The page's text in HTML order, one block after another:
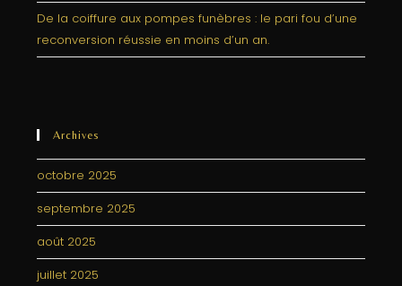
De la coiffure aux pompes funèbres : le pari fou d’une
reconversion réussie en moins d’un an.
Archives
octobre 2025
septembre 2025
août 2025
juillet 2025